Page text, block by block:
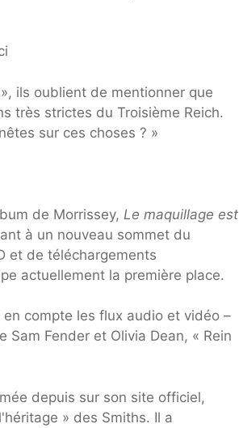
ils oublient de mentionner que
très strictes du Troisième Reich.
sur ces choses ? »
de Morrissey, Le maquillage est
à un nouveau sommet du
et de téléchargements
actuellement la première place.
compte les flux audio et vidéo –
Fender et Olivia Dean, « Rein
depuis sur son site officiel,
» des Smiths. Il a